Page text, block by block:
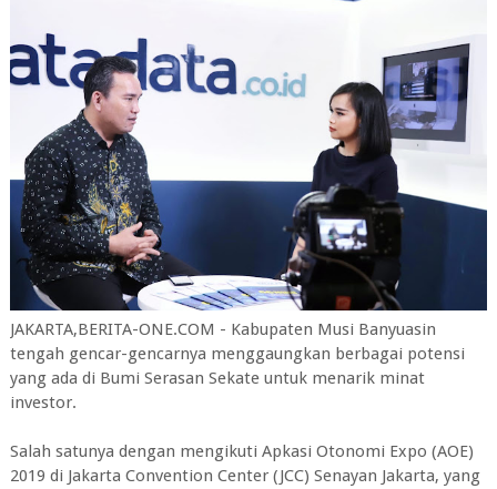
JAKARTA,BERITA-ONE.COM - Kabupaten Musi Banyuasin
tengah gencar-gencarnya menggaungkan berbagai potensi
yang ada di Bumi Serasan Sekate untuk menarik minat
investor.
Salah satunya dengan mengikuti Apkasi Otonomi Expo (AOE)
2019 di Jakarta Convention Center (JCC) Senayan Jakarta, yang